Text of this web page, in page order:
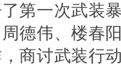
第一次武装
德伟、楼春
商讨武装行